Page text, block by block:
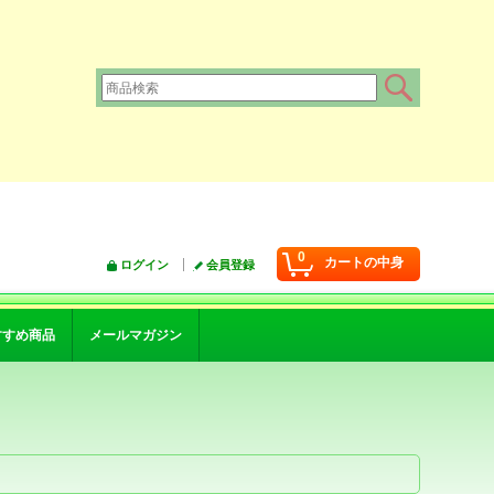
0 カートの中身
ログイン 会員登録
すめ商品 メールマガジン